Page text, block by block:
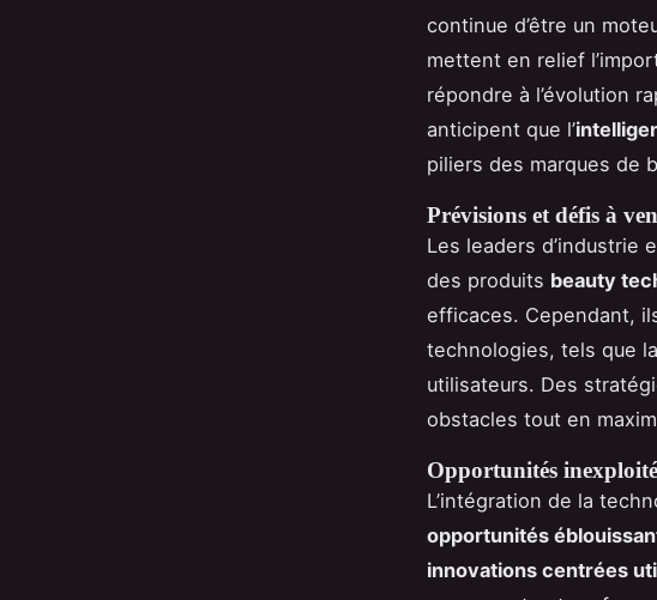
continue d’être un
mettent en relief
répondre à l’évolution
anticipent que l’
piliers des marques de
Prévisions et défis à
Les leaders d’industrie
des produits beauty
efficaces. Cependant,
technologies, tels que la
utilisateurs. Des
obstacles tout en
Opportunités
L’intégration de la
opportunités
innovations centrées